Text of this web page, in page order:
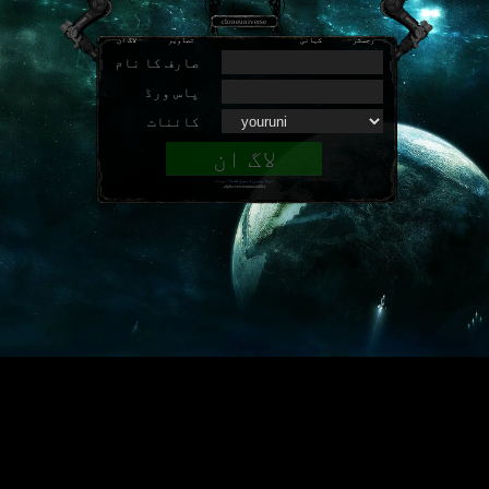
cloneuniverse
لاگ ان تصاویر کہانی رجسٹر
صارف کا نام
پاس ورڈ
کائنات
اپنا پاس ورڈ بھول گئے؟
.alpha-version(unstable).